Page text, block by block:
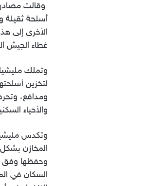
وقالت
أسلحة
الأخرى إلى
غطاء الجيش
وتملك
لتخزين
ومدافع،
والأحياء
وتكدس
المخازن
وحفظها وفق
السكان في